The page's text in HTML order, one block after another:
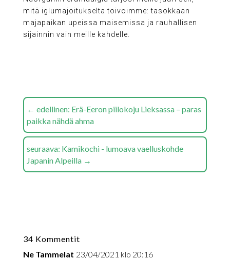
mitä iglumajoitukselta toivoimme: tasokkaan
majapaikan upeissa maisemissa ja rauhallisen
sijainnin vain meille kahdelle.
← edellinen: Erä-Eeron piilokoju Lieksassa – paras
paikka nähdä ahma
seuraava: Kamikochi - lumoava vaelluskohde
Japanin Alpeilla→
34 Kommentit
Ne Tammelat 23/04/2021 klo 20:16